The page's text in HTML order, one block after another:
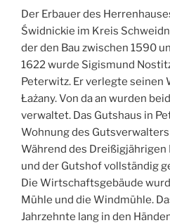
Der Erbauer des
Świdnickie im Kreis
der den Bau zwischen 1590
1622 wurde Sigismund
Peterwitz. Er verlegte seinen
Łażany. Von da an wurden
verwaltet. Das Gutshaus in
Wohnung des
Während des
und der Gutshof vollständig
Die Wirtschaftsgebäude
Mühle und die Windmühle.
Jahrzehnte lang in den